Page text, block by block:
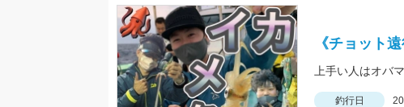
《チョット
釣行日